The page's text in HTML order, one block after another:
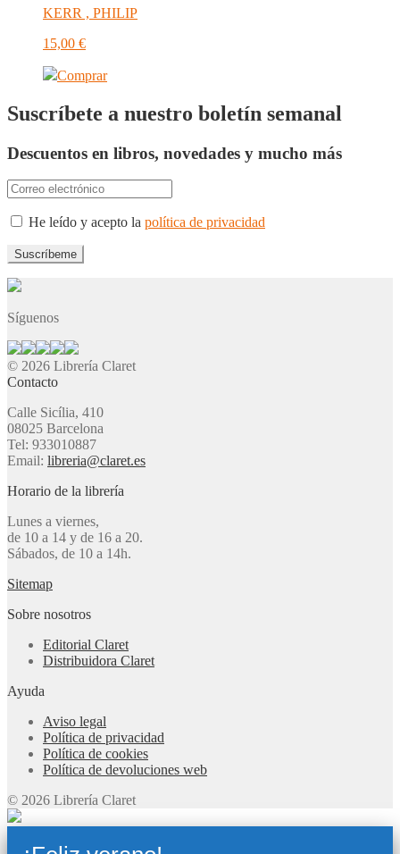
KERR , PHILIP
15,00 €
Comprar
Suscríbete a nuestro boletín semanal
Descuentos en libros, novedades y mucho más
He leído y acepto la política de privacidad
Síguenos
© 2026 Librería Claret
Contacto
Calle Sicília, 410
08025 Barcelona
Tel: 933010887
Email: libreria@claret.es
Horario de la librería
Lunes a viernes,
de 10 a 14 y de 16 a 20.
Sábados, de 10 a 14h.
Sitemap
Sobre nosotros
Editorial Claret
Distribuidora Claret
Ayuda
Aviso legal
Política de privacidad
Política de cookies
Política de devoluciones web
© 2026 Librería Claret